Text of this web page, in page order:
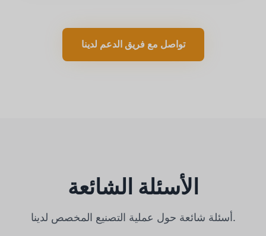
تواصل مع فريق الدعم لدينا
الأسئلة الشائعة
أسئلة شائعة حول عملية التصنيع المخصص لدينا.